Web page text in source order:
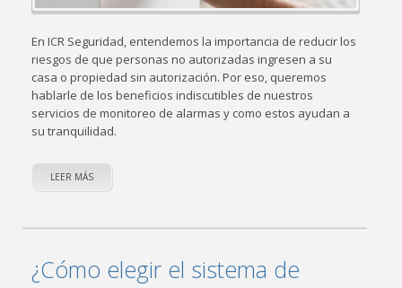
En ICR Seguridad, entendemos la importancia de reducir los
riesgos de que personas no autorizadas ingresen a su
casa o propiedad sin autorización. Por eso, queremos
hablarle de los beneficios indiscutibles de nuestros
servicios de monitoreo de alarmas y como estos ayudan a
su tranquilidad.
LEER MÁS
¿Cómo elegir el sistema de